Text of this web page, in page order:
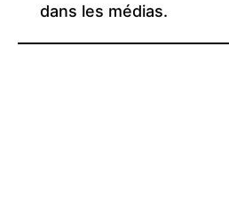
dans les médias.